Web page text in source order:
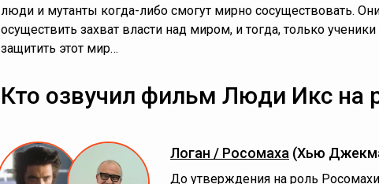
люди и мутанты когда-либо смогут мирно сосуществовать.
осуществить захват власти над миром, и тогда, только
защитить этот мир…
Кто озвучил фильм Люди Икс на
Логан / Росомаха (Хью
До утверждения на роль